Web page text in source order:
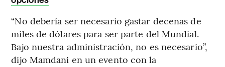
“No debería ser necesario gastar decenas de
miles de dólares para ser parte del Mundial.
Bajo nuestra administración, no es necesario”,
dijo Mamdani en un evento con la